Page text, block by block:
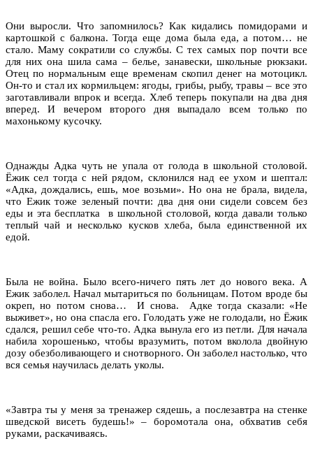
Они выросли. Что запомнилось? Как кидались помидорами и
картошкой с балкона. Тогда еще дома была еда, а потом… не
стало. Маму сократили со службы. С тех самых пор почти все
для них она шила сама – белье, занавески, школьные рюкзаки.
Отец по нормальным еще временам скопил денег на мотоцикл.
Он-то и стал их кормильцем: ягоды, грибы, рыбу, травы – все это
заготавливали впрок и всегда. Хлеб теперь покупали на два дня
вперед. И вечером второго дня выпадало всем только по
махонькому кусочку.
Однажды Адка чуть не упала от голода в школьной столовой.
Ёжик сел тогда с ней рядом, склонился над ее ухом и шептал:
«Адка, дождались, ешь, мое возьми». Но она не брала, видела,
что Ежик тоже зеленый почти: два дня они сидели совсем без
еды и эта бесплатка в школьной столовой, когда давали только
теплый чай и несколько кусков хлеба, была единственной их
едой.
Была не война. Было всего-ничего пять лет до нового века. А
Ежик заболел. Начал мытариться по больницам. Потом вроде бы
окреп, но потом снова… И снова. Адке тогда сказали: «Не
выживет», но она спасла его. Голодать уже не голодали, но Ёжик
сдался, решил себе что-то. Адка вынула его из петли. Для начала
набила хорошенько, чтобы вразумить, потом вколола двойную
дозу обезболивающего и снотворного. Он заболел настолько, что
вся семья научилась делать уколы.
«Завтра ты у меня за тренажер сядешь, а послезавтра на стенке
шведской висеть будешь!» – боромотала она, обхватив себя
руками, раскачиваясь.